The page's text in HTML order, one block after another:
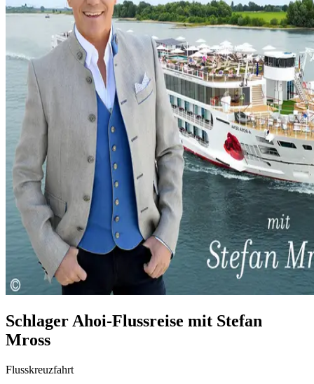
Schlager Ahoi-Flussreise mit Stefan
Mross
Flusskreuzfahrt